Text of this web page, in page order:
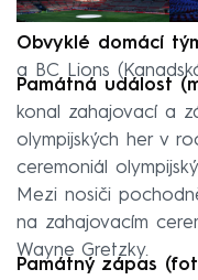
Obvyklé domácí
a BC Lions
Památná událost
konal zahajovací a
olympijských her v
ceremoniál
Mezi nosiči
na zahajovacím
Wayne Gretzky.
Památný zápas